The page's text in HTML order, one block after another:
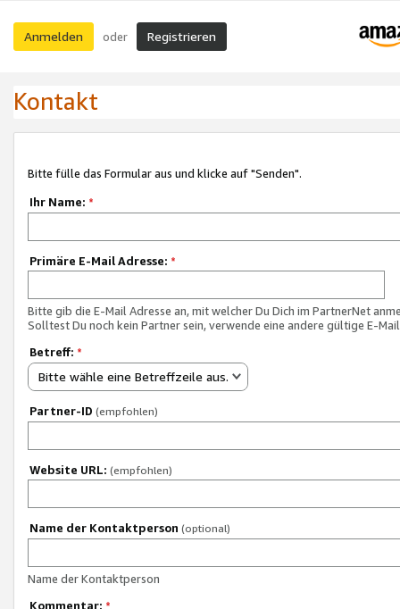
Anmelden oder Registrieren
Kontakt
Bitte fülle das Formular aus und klicke auf "Senden".
Ihr Name: *
Primäre E-Mail Adresse: *
Bitte gib die E-Mail Adresse an, mit welcher Du Dich im PartnerNet
Solltest Du noch kein Partner sein, verwende eine andere gültige E-
Betreff: *
Bitte wähle eine Betreffzeile aus.
Partner-ID (empfohlen)
Website URL: (empfohlen)
Name der Kontaktperson (optional)
Name der Kontaktperson
Kommentar: *